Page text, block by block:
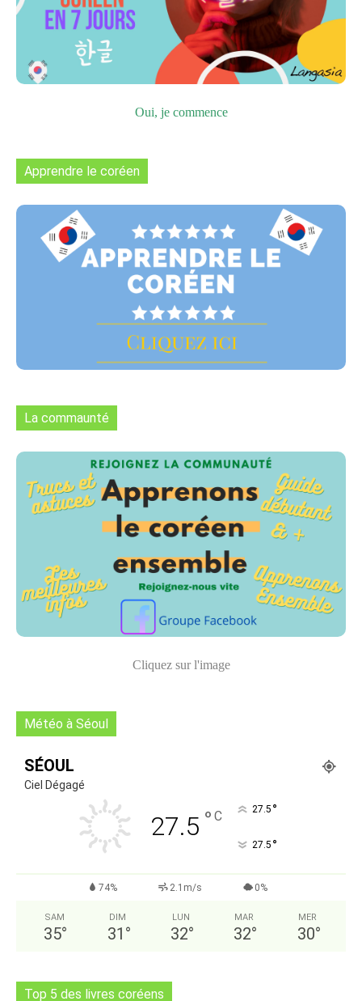
Oui, je commence
Apprendre le coréen
La commaunté
Cliquez sur l'image
Météo à Séoul
SÉOUL
Ciel Dégagé
27.5 ° C 27.5 °
27.5 °
74% 2.1m/s 0%
SAM
35°
DIM
31 °
LUN
32°
MAR
32°
MER
30°
Top 5 des livres coréens